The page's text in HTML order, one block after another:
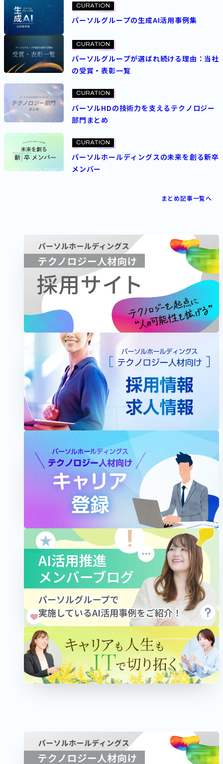
CURATION
パーソルグループの生成AI活用事例集
CURATION
パーソルグループが選ばれ続ける理由：当社
の受賞・表彰一覧
CURATION
パーソルHDの技術力を支えるテクノロジー
部門まとめ
CURATION
パーソルホールディングスの未来を創る新卒
メンバー
まとめ記事一覧へ